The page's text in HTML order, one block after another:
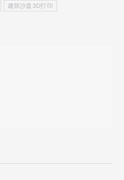
建筑沙盘3D打印